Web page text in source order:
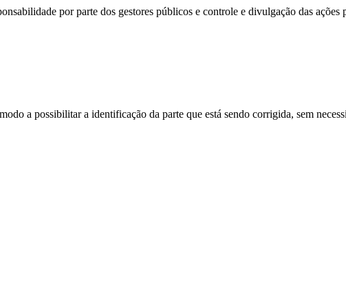
por parte dos gestores públicos e controle e divulgação das ações
a possibilitar a identificação da parte que está sendo corrigida, sem